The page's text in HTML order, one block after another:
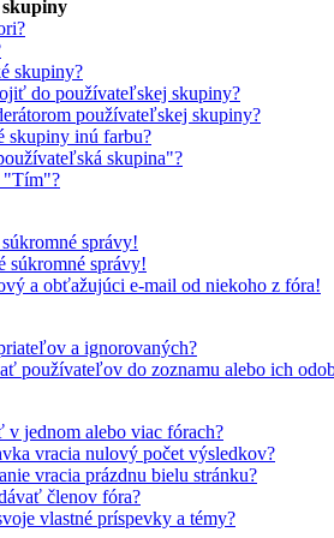
skupiny?
do používateľskej skupiny?
používateľskej skupiny?
skupiny inú farbu?
skupina"?
"Tím"?
správy!
súkromné správy!
a obťažujúci e-mail od niekoho z fóra!
a ignorovaných?
používateľov do zoznamu alebo ich
jednom alebo viac fórach?
vracia nulový počet výsledkov?
vracia prázdnu bielu stránku?
členov fóra?
vlastné príspevky a témy?